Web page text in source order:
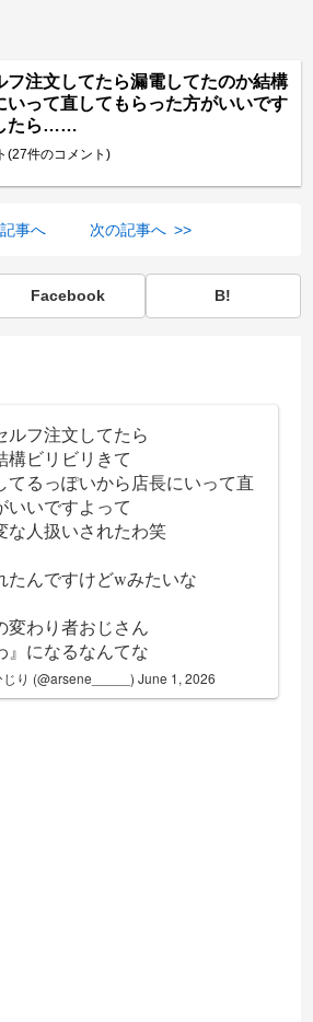
フ注文してたら漏電してたのか結構
いって直してもらった方がいいです
たら……
(27件のコメント)
事へ 次の記事へ >>
Facebook B!
ルフ注文してたら
構ビリビリきて
てるっぽいから店長にいって直
いいですよって
な人扱いされたわ笑
たんですけどwみたいな
変わり者おじさん
』になるなんてな
り (@arsene_____)June 1, 2026